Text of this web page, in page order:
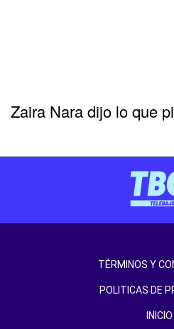
Zaira Nara dijo lo que
TÉRMINOS Y
POLITICAS DE
INICIO